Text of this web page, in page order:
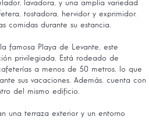
lavadora, y una amplia variedad
tostadora, hervidor y exprimidor.
comidas durante su estancia.
famosa Playa de Levante, este
privilegiada. Está rodeado de
a menos de 50 metros, lo que
sus vacaciones. Además, cuenta con
del mismo edificio.
una terraza exterior y un entorno